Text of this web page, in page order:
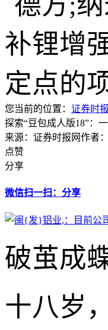
您当前的位置： 证券时报
探索“豆包成人版18”：
来源：证券时报网作者
点赞
分享
微信扫一扫：分享
破茧成
十八岁